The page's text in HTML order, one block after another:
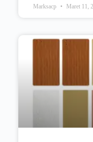
Marksacp Maret 11,